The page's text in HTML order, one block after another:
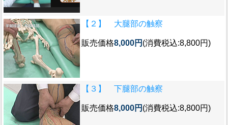
【２】 大腿部の触察
販売価格8,000円 (消費税込:8,800円)
【３】 下腿部の触察
販売価格8,000円 (消費税込:8,800円)